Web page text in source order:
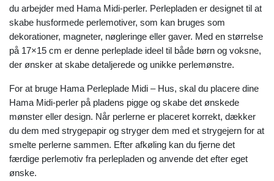
du arbejder med Hama Midi-perler. Perlepladen er designet til at
skabe husformede perlemotiver, som kan bruges som
dekorationer, magneter, nøgleringe eller gaver. Med en størrelse
på 17×15 cm er denne perleplade ideel til både børn og voksne,
der ønsker at skabe detaljerede og unikke perlemønstre.
For at bruge Hama Perleplade Midi – Hus, skal du placere dine
Hama Midi-perler på pladens pigge og skabe det ønskede
mønster eller design. Når perlerne er placeret korrekt, dækker
du dem med strygepapir og stryger dem med et strygejern for at
smelte perlerne sammen. Efter afkøling kan du fjerne det
færdige perlemotiv fra perlepladen og anvende det efter eget
ønske.